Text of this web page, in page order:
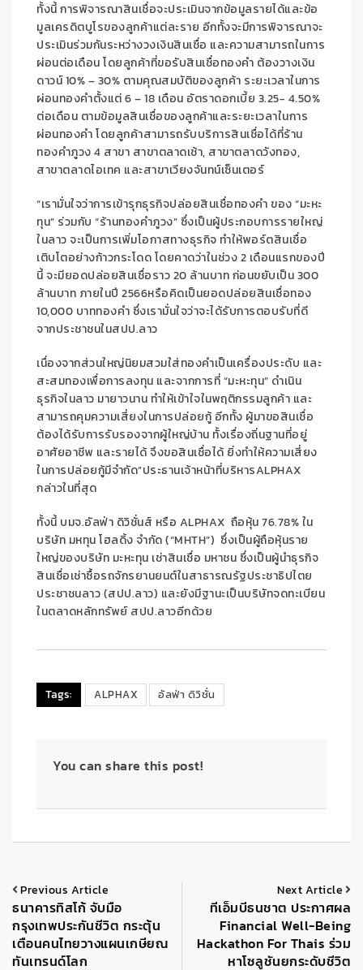
ทั้งนี้ การพิจารณาสินเชื่อจะประเมินจากข้อมูลรายได้และข้อ
มูลเครดิตบูโรของลูกค้าแต่ละราย อีกทั้งจะมีการพิจารณาจะ
ประเมินร่วมกันระหว่างวงเงินสินเชื่อ และความสามารถในการ
ผ่อนต่อเดือน โดยลูกค้าที่ขอรับสินเชื่อทองคำ ต้องวางเงิน
ดาวน์ 10% – 30% ตามคุณสมบัติของลูกค้า ระยะเวลาในการ
ผ่อนทองคำตั้งแต่ 6 – 18 เดือน อัตราดอกเบี้ย 3.25- 4.50%
ต่อเดือน ตามข้อมูลสินเชื่อของลูกค้าและระยะเวลาในการ
ผ่อนทองคำ โดยลูกค้าสามารถรับบริการสินเชื่อได้ที่ร้าน
ทองคำภูวง 4 สาขา สาขาตลาดเช้า, สาขาตลาดวังทอง,
สาขาตลาดไอเทค และสาขาเวียงจันทน์เซ็นเตอร์
“เรามั่นใจว่าการเข้ารุกธุรกิจปล่อยสินเชื่อทองคำ ของ “มะหะ
ทุน” ร่วมกับ “ร้านทองคำภูวง” ซึ่งเป็นผู้ประกอบการรายใหญ่
ในลาว จะเป็นการเพิ่มโอกาสทางธุรกิจ ทำให้พอร์ตสินเชื่อ
เติบโตอย่างก้าวกระโดด โดยคาดว่าในช่วง 2 เดือนแรกของปี
นี้ จะมียอดปล่อยสินเชื่อราว 20 ล้านบาท ก่อนขยับเป็น 300
ล้านบาท ภายในปี 2566หรือคิดเป็นยอดปล่อยสินเชื่อทอง
10,000 บาททองคำ ซึ่งเรามั่นใจว่าจะได้รับการตอบรับที่ดี
จากประชาชนในสปป.ลาว
เนื่องจากส่วนใหญ่นิยมสวมใส่ทองคำเป็นเครื่องประดับ และ
สะสมทองเพื่อการลงทุน และจากการที่ “มะหะทุน” ดำเนิน
ธุรกิจในลาว มายาวนาน ทำให้เข้าใจในพฤติกรรมลูกค้า และ
สามารถคุมความเสี่ยงในการปล่อยกู้ อีกทั้ง ผู้มาขอสินเชื่อ
ต้องได้รับการรับรองจากผู้ใหญ่บ้าน ทั้งเรื่องถิ่นฐานที่อยู่
อาศัยอาชีพ และรายได้ จึงขอสินเชื่อได้ ยิ่งทำให้ความเสี่ยง
ในการปล่อยกู้มีจำกัด”ประธานเจ้าหน้าที่บริหารALPHAX
กล่าวในที่สุด
ทั้งนี้ บมจ.อัลฟ่า ดิวิชั่นส์ หรือ ALPHAX ถือหุ้น 76.78% ใน
บริษัท มหทุน โฮลดิ้ง จำกัด (“MHTH”) ซึ่งเป็นผู้ถือหุ้นราย
ใหญ่ของบริษัท มะหะทุน เช่าสินเชื่อ มหาชน ซึ่งเป็นผู้นำธุรกิจ
สินเชื่อเช่าซื้อรถจักรยานยนต์ในสาธารณรัฐประชาธิปไตย
ประชาชนลาว (สปป.ลาว) และยังมีฐานะเป็นบริษัทจดทะเบียน
ในตลาดหลักทรัพย์ สปป.ลาวอีกด้วย
Tags: ALPHAX อัลฟ่า ดิวิชั่น
You can share this post!
Previous Article
ธนาคารทิสโก้ จับมือ
กรุงเทพประกันชีวิต กระตุ้น
เตือนคนไทยวางแผนเกษียณ
ทันเทรนด์โลก
Next Article
ทีเอ็มบีธนชาต ประกาศผล
Financial Well-Being
Hackathon For Thais ร่วม
หาโซลูชันยกระดับชีวิต